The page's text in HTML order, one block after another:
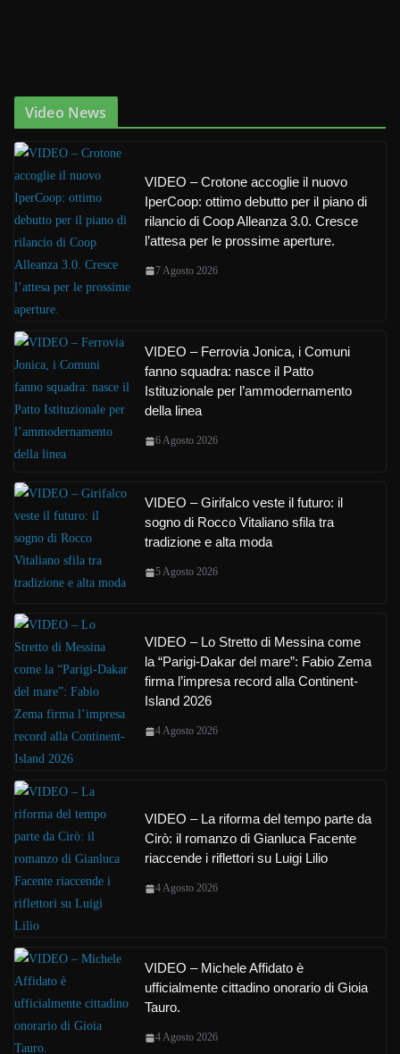
Video News
VIDEO – Crotone accoglie il nuovo
IperCoop: ottimo debutto per il piano di
rilancio di Coop Alleanza 3.0. Cresce
l’attesa per le prossime aperture.
7 Agosto 2026
VIDEO – Ferrovia Jonica, i Comuni
fanno squadra: nasce il Patto
Istituzionale per l’ammodernamento
della linea
6 Agosto 2026
VIDEO – Girifalco veste il futuro: il
sogno di Rocco Vitaliano sfila tra
tradizione e alta moda
5 Agosto 2026
VIDEO – Lo Stretto di Messina come
la “Parigi-Dakar del mare”: Fabio Zema
firma l’impresa record alla Continent-
Island 2026
4 Agosto 2026
VIDEO – La riforma del tempo parte da
Cirò: il romanzo di Gianluca Facente
riaccende i riflettori su Luigi Lilio
4 Agosto 2026
VIDEO – Michele Affidato è
ufficialmente cittadino onorario di Gioia
Tauro.
4 Agosto 2026